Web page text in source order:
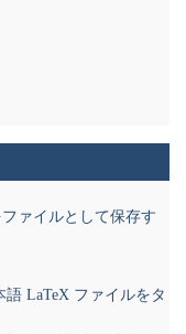
ァイルとして保存す
語 LaTeX ファイルをタ